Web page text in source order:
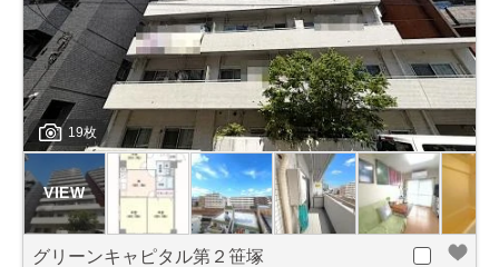
19枚
グリーンキャピタル第２笹塚